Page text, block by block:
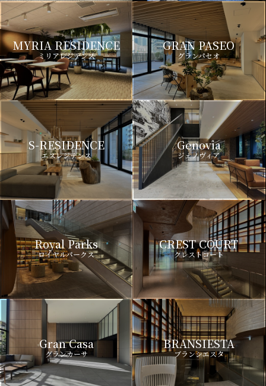
MYRIA RESIDENCE
ミリアレジデンス
GRAN PASEO
グランパセオ
S-RESIDENCE
エスレジデンス
Genovia
ジェノヴィア
Royal Parks
ロイヤルパークス
CREST COURT
クレストコート
Gran Casa
グランカーサ
BRANSIESTA
ブランシエスタ